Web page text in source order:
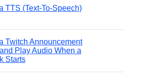
TTS (Text-To-Speech)
Twitch Announcement
Play Audio When a
Starts